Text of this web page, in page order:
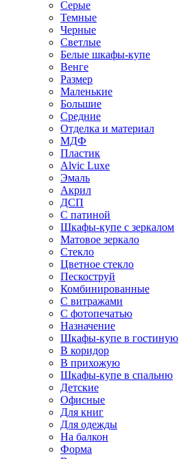
Серые
Темные
Черные
Светлые
Белые шкафы-купе
Венге
Размер
Маленькие
Большие
Средние
Отделка и материал
МДФ
Пластик
Alvic Luxe
Эмаль
Акрил
ДСП
С патиной
Шкафы-купе с зеркалом
Матовое зеркало
Стекло
Цветное стекло
Пескоструй
Комбинированные
С витражами
С фотопечатью
Назначение
Шкафы-купе в гостиную
В коридор
В прихожую
Шкафы-купе в спальню
Детские
Офисные
Для книг
Для одежды
На балкон
Форма